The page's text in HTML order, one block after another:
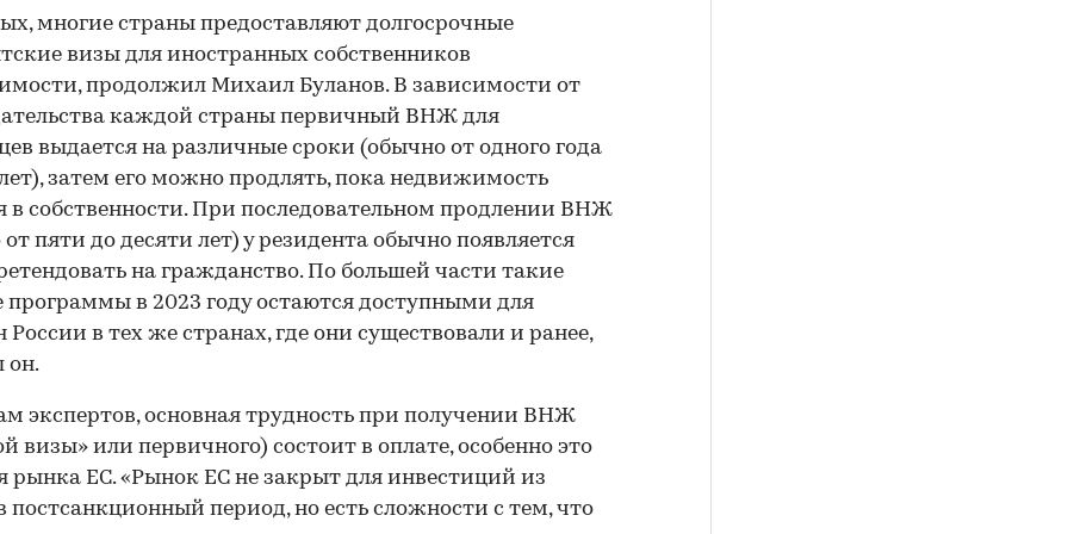
многие страны предоставляют долгосрочные
визы для иностранных собственников
продолжил Михаил Буланов. В зависимости от
каждой страны первичный ВНЖ для
выдается на различные сроки (обычно от одного года
затем его можно продлять, пока недвижимость
в собственности. При последовательном продлении ВНЖ
пяти до десяти лет) у резидента обычно появляется
на гражданство. По большей части такие
программы в 2023 году остаются доступными для
России в тех же странах, где они существовали и ранее,
он.
экспертов, основная трудность при получении ВНЖ
визы» или первичного) состоит в оплате, особенно это
рынка ЕС. «Рынок ЕС не закрыт для инвестиций из
постсанкционный период, но есть сложности с тем, что